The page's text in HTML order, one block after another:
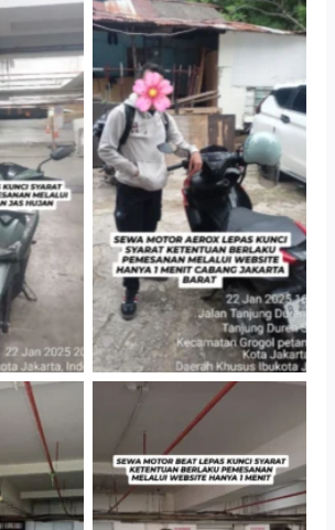
TNo Caption